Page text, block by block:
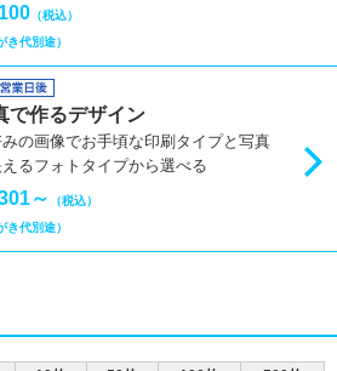
（税込）
き代別途）
で作るデザイン
みの画像でお手頃な印刷タイプと写真
るフォトタイプから選べる
～
（税込）
き代別途）